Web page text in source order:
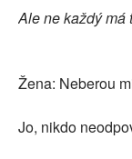
Ale ne každý má
Žena: Neberou
Jo, nikdo